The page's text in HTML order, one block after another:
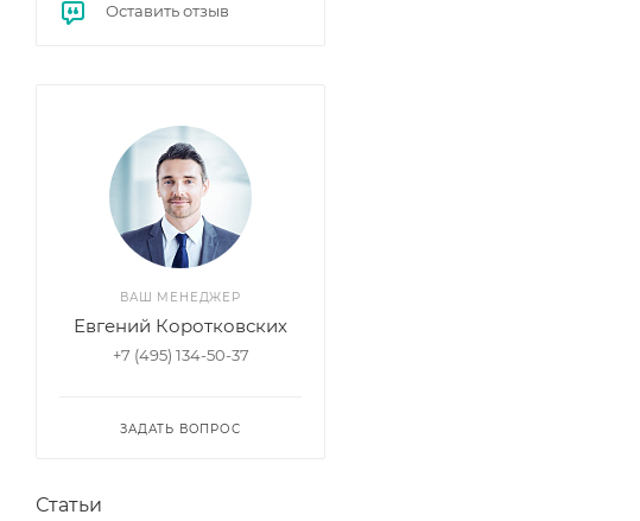
Оставить отзыв
ВАШ МЕНЕДЖЕР
Евгений Коротковских
+7 (495) 134-50-37
ЗАДАТЬ ВОПРОС
Статьи